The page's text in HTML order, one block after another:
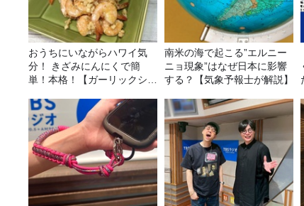
おうちにいながらハワイ気
分！ きざみにんにくで簡
単！本格！【ガーリックシュ
シピ
南米の海で起こる”エルニー
ニョ現象”はなぜ日本に影響
する？【気象予報士が解説】